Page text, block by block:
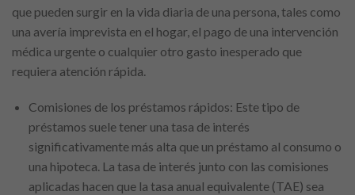
que pueden surgir en la vida diaria de una persona, tales como
una avería imprevista en el hogar, el pago de una intervención
médica urgente o cualquier otro gasto inesperado que
requiera atención rápida.
Comisiones de los préstamos rápidos: Este tipo de
préstamos suele tener una tasa de interés
significativamente más alta que un préstamo al consumo o
una hipoteca. La tasa de interés junto con las comisiones
aplicadas hacen que la tasa anual equivalente (TAE) sea